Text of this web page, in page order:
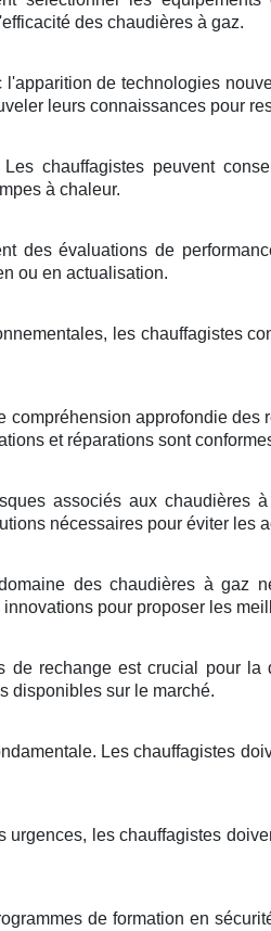
des chaudières à gaz.
l'apparition de technologies
leurs connaissances pour
chauffagistes peuvent
à chaleur.
des évaluations de
ou en actualisation.
les chauffagistes
compréhension approfondie des
et réparations sont
associés aux chaudières
nécessaires pour éviter les
des chaudières à gaz
pour proposer les
rechange est crucial pour la
disponibles sur le marché.
Les chauffagistes
les chauffagistes
de formation en